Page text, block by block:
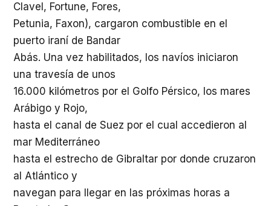
Clavel, Fortune, Fores,
Petunia, Faxon), cargaron combustible en el
puerto iraní de Bandar
Abás. Una vez habilitados, los navíos iniciaron
una travesía de unos
16.000 kilómetros por el Golfo Pérsico, los mares
Arábigo y Rojo,
hasta el canal de Suez por el cual accedieron al
mar Mediterráneo
hasta el estrecho de Gibraltar por donde cruzaron
al Atlántico y
navegan para llegar en las próximas horas a